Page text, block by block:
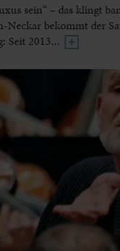
sein“ – das klingt
bekommt der
Seit 2013...